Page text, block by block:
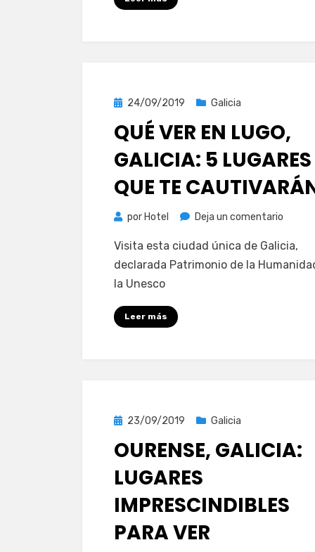
Publicada
24/09/2019 Galicia
QUÉ VER EN LUGO,
GALICIA: 5 LUGARES
QUE TE
por Hotel Deja un comentario
ver
en
Visita esta ciudad única de Galicia,
declarada Patrimonio de la
la Unesco
Leer más
Publicada
23/09/2019 Galicia
OURENSE, GALICIA:
LUGARES
IMPRESCINDIBLES
PARA VER